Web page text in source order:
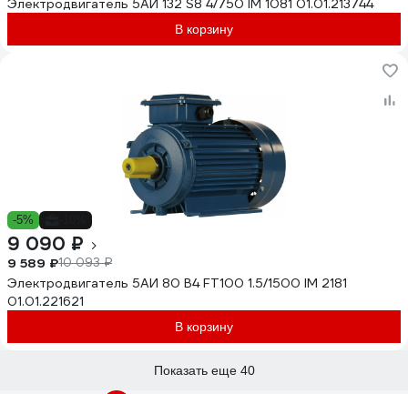
Электродвигатель 5АИ 132 S8 4/750 IM 1081 01.01.213744
В корзину
-5%
9 090 ₽
9 589 ₽10 093 ₽
Электродвигатель 5АИ 80 В4 FT100 1.5/1500 IM 2181
01.01.221621
В корзину
Показать еще 40